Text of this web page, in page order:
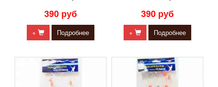
390 руб
+ Подробнее
390 руб
+ Подробнее